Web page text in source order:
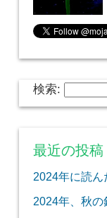
検索:
最近の投稿
2024年に読
2024年、秋の